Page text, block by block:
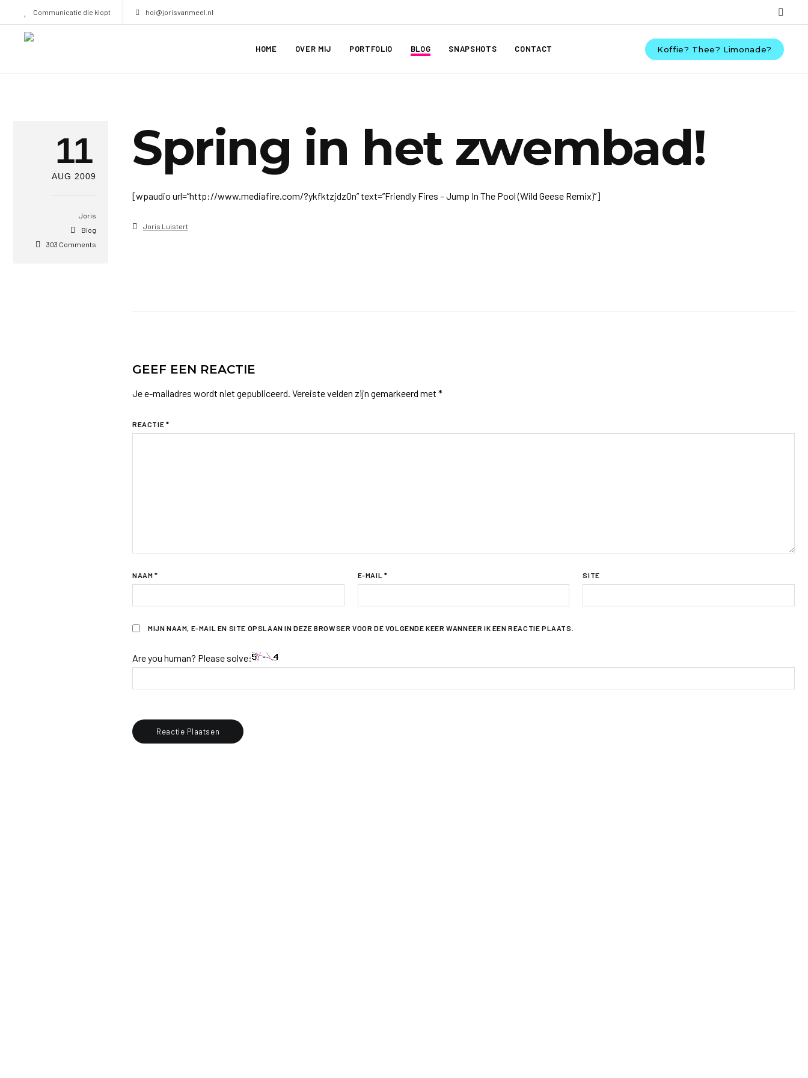
Communicatie die klopt hoi@jorisvanmeel.nl
HOME OVER MIJ PORTFOLIO BLOG SNAPSHOTS CONTACT Koffie? Thee? Limonade?
11
AUG 2009
Joris
Blog
303 Comments
Spring in het zwembad!
[wpaudio url=”http://www.mediafire.com/?ykfktzjdz0n” text=”Friendly Fires – Jump In The Pool (Wild Geese Remix)”]
Joris Luistert
GEEF EEN REACTIE
Je e-mailadres wordt niet gepubliceerd. Vereiste velden zijn gemarkeerd met *
REACTIE *
NAAM * E-MAIL * SITE
MIJN NAAM, E-MAIL EN SITE OPSLAAN IN DEZE BROWSER VOOR DE VOLGENDE KEER WANNEER IK EEN REACTIE PLAATS.
Are you human? Please solve: